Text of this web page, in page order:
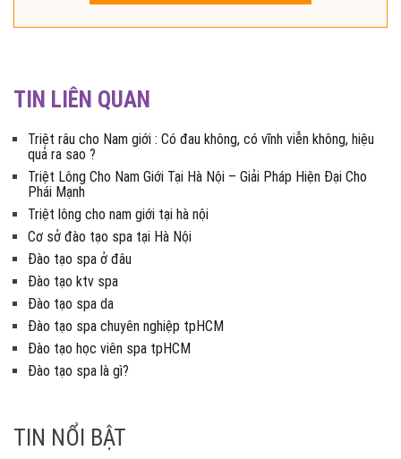
TIN LIÊN QUAN
Triệt râu cho Nam giới : Có đau không, có vĩnh viễn không, hiệu
quả ra sao ?
Triệt Lông Cho Nam Giới Tại Hà Nội – Giải Pháp Hiện Đại Cho
Phái Mạnh
Triệt lông cho nam giới tại hà nội
Cơ sở đào tạo spa tại Hà Nội
Đào tạo spa ở đâu
Đào tạo ktv spa
Đào tạo spa da
Đào tạo spa chuyên nghiệp tpHCM
Đào tạo học viên spa tpHCM
Đào tạo spa là gì?
TIN NỔI BẬT